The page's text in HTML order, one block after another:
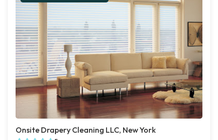
Onsite Drapery Cleaning LLC, New York